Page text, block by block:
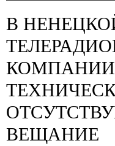
В
ВЕЩАНИЕ